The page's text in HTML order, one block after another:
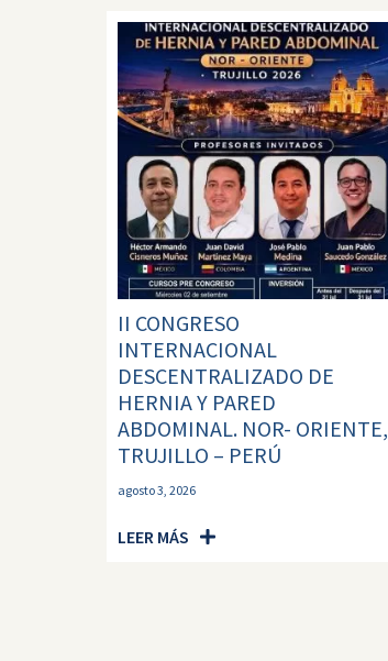
II CONGRESO
INTERNACIONAL
DESCENTRALIZADO DE
HERNIA Y PARED
ABDOMINAL. NOR- ORIENTE,
TRUJILLO – PERÚ
agosto 3, 2026
LEER MÁS